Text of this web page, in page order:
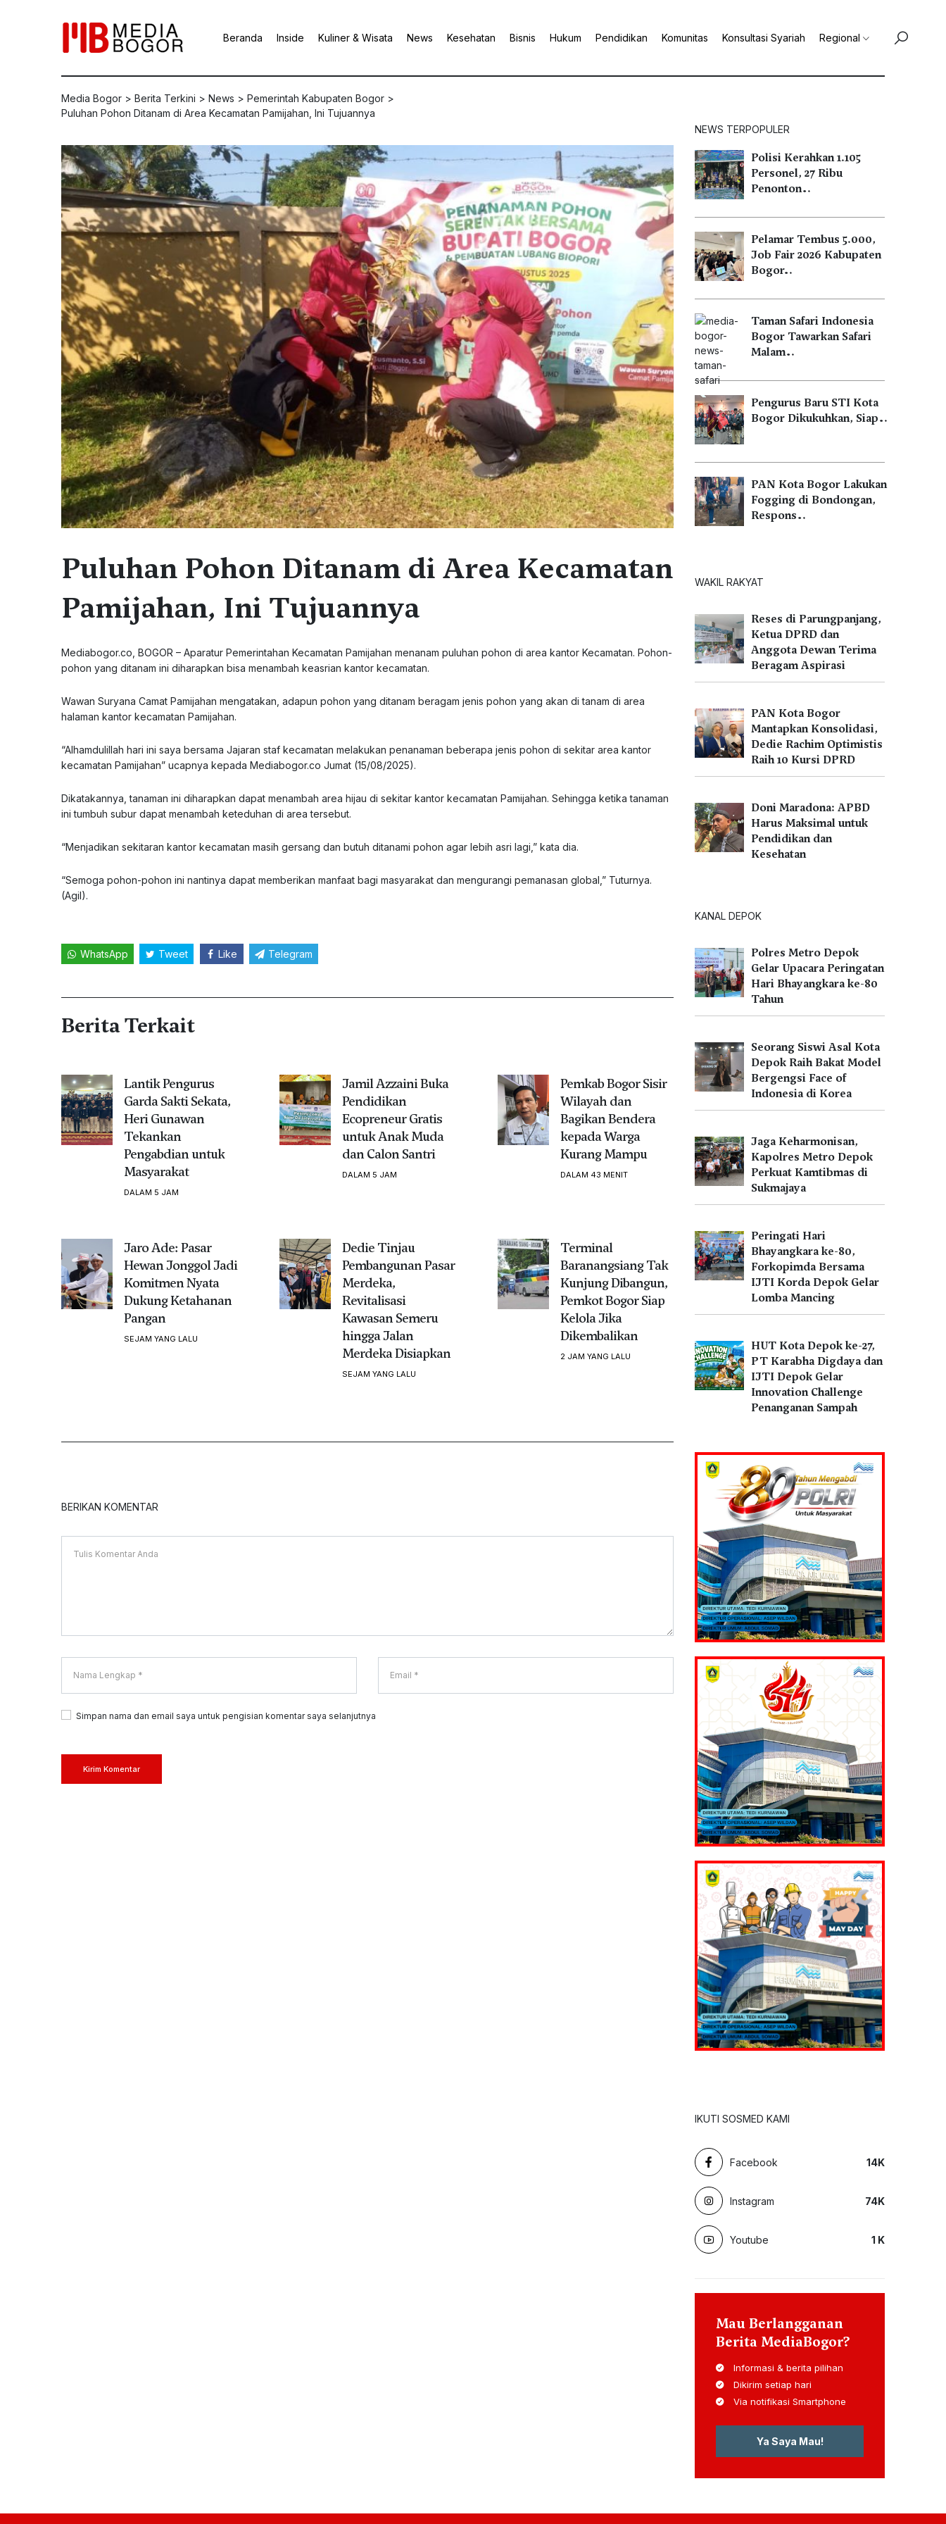
Beranda Inside Kuliner & Wisata News Kesehatan Bisnis Hukum Pendidikan Komunitas Konsultasi Syariah Regional
Media Bogor > Berita Terkini > News > Pemerintah Kabupaten Bogor >
Puluhan Pohon Ditanam di Area Kecamatan Pamijahan, Ini Tujuannya
Puluhan Pohon Ditanam di Area Kecamatan
Pamijahan, Ini Tujuannya
Mediabogor.co, BOGOR – Aparatur Pemerintahan Kecamatan Pamijahan menanam puluhan pohon di area kantor Kecamatan. Pohon-
pohon yang ditanam ini diharapkan bisa menambah keasrian kantor kecamatan.
Wawan Suryana Camat Pamijahan mengatakan, adapun pohon yang ditanam beragam jenis pohon yang akan di tanam di area
halaman kantor kecamatan Pamijahan.
“Alhamdulillah hari ini saya bersama Jajaran staf kecamatan melakukan penanaman beberapa jenis pohon di sekitar area kantor
kecamatan Pamijahan” ucapnya kepada Mediabogor.co Jumat (15/08/2025).
Dikatakannya, tanaman ini diharapkan dapat menambah area hijau di sekitar kantor kecamatan Pamijahan. Sehingga ketika tanaman
ini tumbuh subur dapat menambah keteduhan di area tersebut.
“Menjadikan sekitaran kantor kecamatan masih gersang dan butuh ditanami pohon agar lebih asri lagi,” kata dia.
“Semoga pohon-pohon ini nantinya dapat memberikan manfaat bagi masyarakat dan mengurangi pemanasan global,” Tuturnya.
(Agil).
WhatsApp Tweet Like Telegram
Berita Terkait
Lantik Pengurus
Garda Sakti Sekata,
Heri Gunawan
Tekankan
Pengabdian untuk
Masyarakat
DALAM 5 JAM
Jamil Azzaini Buka
Pendidikan
Ecopreneur Gratis
untuk Anak Muda
dan Calon Santri
DALAM 5 JAM
Pemkab Bogor Sisir
Wilayah dan
Bagikan Bendera
kepada Warga
Kurang Mampu
DALAM 43 MENIT
Jaro Ade: Pasar
Hewan Jonggol Jadi
Komitmen Nyata
Dukung Ketahanan
Pangan
SEJAM YANG LALU
Dedie Tinjau
Pembangunan Pasar
Merdeka,
Revitalisasi
Kawasan Semeru
hingga Jalan
Merdeka Disiapkan
SEJAM YANG LALU
Terminal
Baranangsiang Tak
Kunjung Dibangun,
Pemkot Bogor Siap
Kelola Jika
Dikembalikan
2 JAM YANG LALU
BERIKAN KOMENTAR
Simpan nama dan email saya untuk pengisian komentar saya selanjutnya
Kirim Komentar
NEWS TERPOPULER
Polisi Kerahkan 1.105
Personel, 27 Ribu
Penonton…
Pelamar Tembus 5.000,
Job Fair 2026 Kabupaten
Bogor…
Taman Safari Indonesia
Bogor Tawarkan Safari
Malam…
Pengurus Baru STI Kota
Bogor Dikukuhkan, Siap…
PAN Kota Bogor Lakukan
Fogging di Bondongan,
Respons…
WAKIL RAKYAT
Reses di Parungpanjang,
Ketua DPRD dan
Anggota Dewan Terima
Beragam Aspirasi
PAN Kota Bogor
Mantapkan Konsolidasi,
Dedie Rachim Optimistis
Raih 10 Kursi DPRD
Doni Maradona: APBD
Harus Maksimal untuk
Pendidikan dan
Kesehatan
KANAL DEPOK
Polres Metro Depok
Gelar Upacara Peringatan
Hari Bhayangkara ke-80
Tahun
Seorang Siswi Asal Kota
Depok Raih Bakat Model
Bergengsi Face of
Indonesia di Korea
Jaga Keharmonisan,
Kapolres Metro Depok
Perkuat Kamtibmas di
Sukmajaya
Peringati Hari
Bhayangkara ke-80,
Forkopimda Bersama
IJTI Korda Depok Gelar
Lomba Mancing
HUT Kota Depok ke-27,
PT Karabha Digdaya dan
IJTI Depok Gelar
Innovation Challenge
Penanganan Sampah
IKUTI SOSMED KAMI
Facebook 14K
Instagram 74K
Youtube 1 K
Mau Berlangganan
Berita MediaBogor?
Informasi & berita pilihan
Dikirim setiap hari
Via notifikasi Smartphone
Ya Saya Mau!